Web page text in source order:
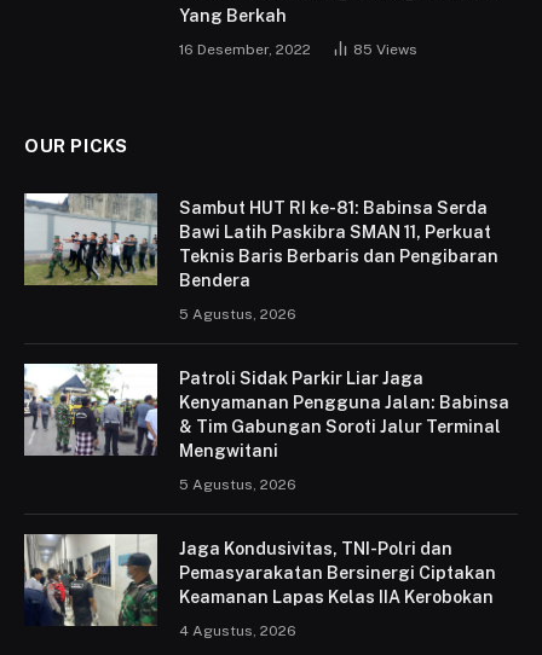
Yang Berkah
16 Desember, 2022 85 Views
OUR PICKS
Sambut HUT RI ke-81: Babinsa Serda
Bawi Latih Paskibra SMAN 11, Perkuat
Teknis Baris Berbaris dan Pengibaran
Bendera
5 Agustus, 2026
Patroli Sidak Parkir Liar Jaga
Kenyamanan Pengguna Jalan: Babinsa
& Tim Gabungan Soroti Jalur Terminal
Mengwitani
5 Agustus, 2026
Jaga Kondusivitas, TNI-Polri dan
Pemasyarakatan Bersinergi Ciptakan
Keamanan Lapas Kelas IIA Kerobokan
4 Agustus, 2026